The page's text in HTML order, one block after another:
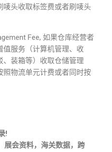
唛头收取标签费或者刷唛头
Fee, 如果仓库经营者
值服务（计算机管理、收
、装箱等）收取仓储管理
照物流单元计费或者同时按
!
展会资料，海关数据，跨